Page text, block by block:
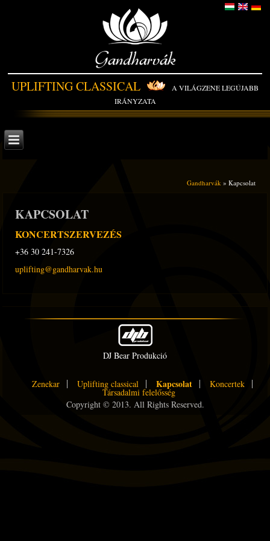
Gandharvák
UPLIFTING CLASSICAL
A VILÁGZENE LEGÚJABB
IRÁNYZATA
Gandharvák » Kapcsolat
KAPCSOLAT
KONCERTSZERVEZÉS
+36 30 241-7326
uplifting@gandharvak.hu
DJ Bear Produkció
Zenekar Uplifting classical Kapcsolat Koncertek
Társadalmi felelősség
Copyright © 2013. All Rights Reserved.